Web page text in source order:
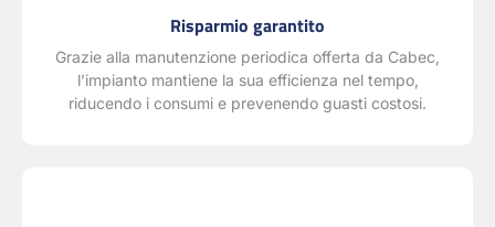
Risparmio garantito
Grazie alla manutenzione periodica offerta da Cabec,
l’impianto mantiene la sua efficienza nel tempo,
riducendo i consumi e prevenendo guasti costosi.